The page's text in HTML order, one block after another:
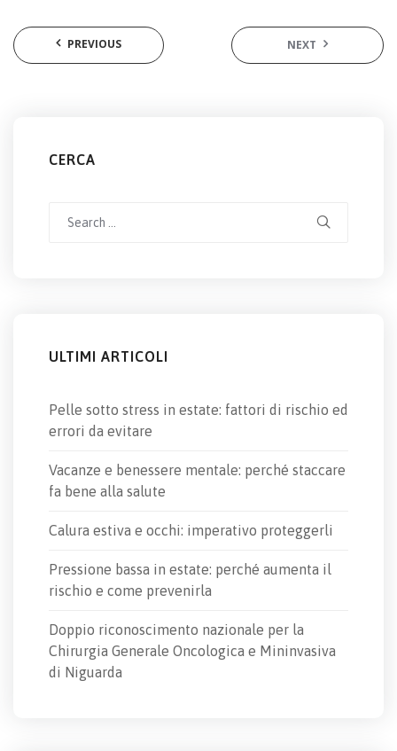
PREVIOUS NEXT
CERCA
ULTIMI ARTICOLI
Pelle sotto stress in estate: fattori di rischio ed
errori da evitare
Vacanze e benessere mentale: perché staccare
fa bene alla salute
Calura estiva e occhi: imperativo proteggerli
Pressione bassa in estate: perché aumenta il
rischio e come prevenirla
Doppio riconoscimento nazionale per la
Chirurgia Generale Oncologica e Mininvasiva
di Niguarda